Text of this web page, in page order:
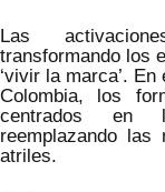
Las
transformando los
‘vivir la marca’.
Colombia, los
centrados en
reemplazando las
atriles.